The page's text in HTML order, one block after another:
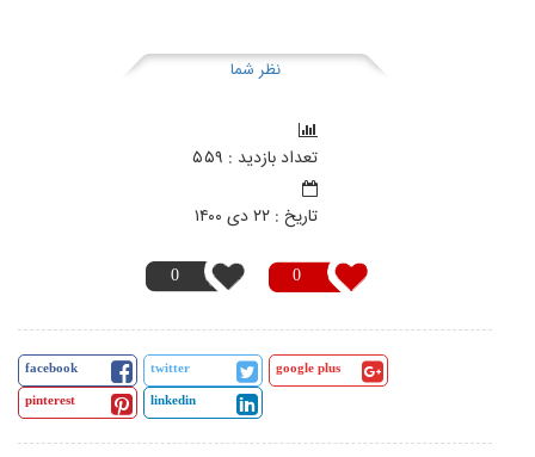
نظر شما
0
0
تعداد بازدید : ۵۵۹
تاريخ : ۲۲ دی ۱۴۰۰
facebook twitter
google plus
pinterest
linkedin